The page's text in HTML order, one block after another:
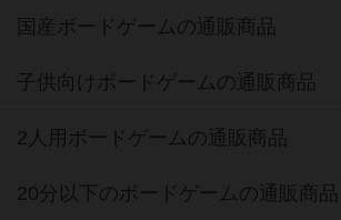
国産ボードゲームの通販商品
子供向けボードゲームの通販商品
2人用ボードゲームの通販商品
20分以下のボードゲームの通販商品